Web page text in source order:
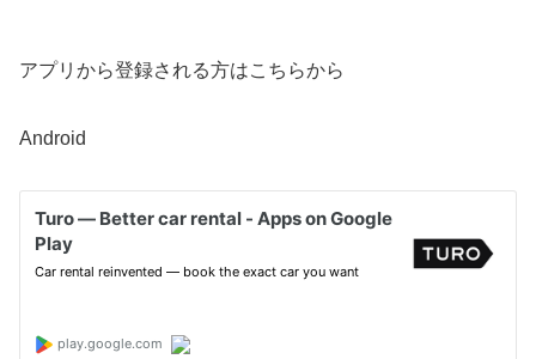
アプリから登録される方はこちらから
Android